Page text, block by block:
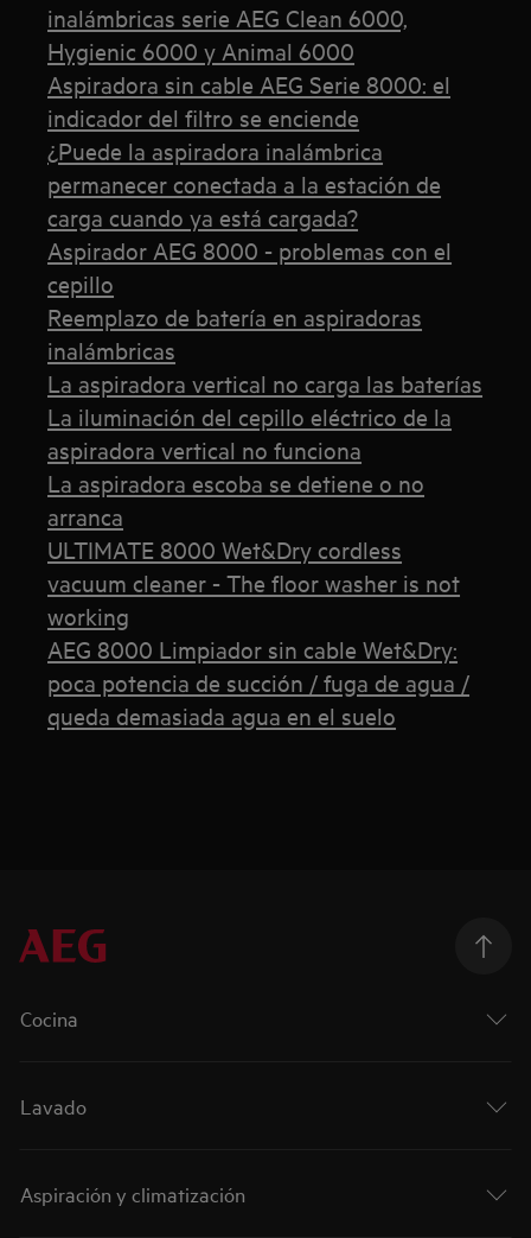
inalámbricas serie AEG Clean 6000,
Hygienic 6000 y Animal 6000
Aspiradora sin cable AEG Serie 8000: el
indicador del filtro se enciende
¿Puede la aspiradora inalámbrica
permanecer conectada a la estación de
carga cuando ya está cargada?
Aspirador AEG 8000 - problemas con el
cepillo
Reemplazo de batería en aspiradoras
inalámbricas
La aspiradora vertical no carga las baterías
La iluminación del cepillo eléctrico de la
aspiradora vertical no funciona
La aspiradora escoba se detiene o no
arranca
ULTIMATE 8000 Wet&Dry cordless
vacuum cleaner - The floor washer is not
working
AEG 8000 Limpiador sin cable Wet&Dry:
poca potencia de succión / fuga de agua /
queda demasiada agua en el suelo
Cocina
Lavado
Aspiración y climatización